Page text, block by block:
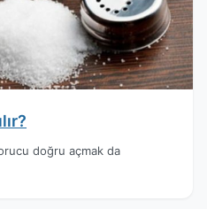
doğru açmak da